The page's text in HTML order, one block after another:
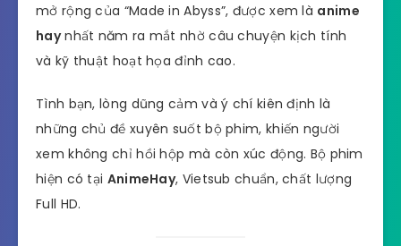
mở rộng của “Made in Abyss”, được xem là anime
haynhất năm ra mắt nhờ câu chuyện kịch tính
và kỹ thuật hoạt họa đỉnh cao.
Tình bạn, lòng dũng cảm và ý chí kiên định là
những chủ đề xuyên suốt bộ phim, khiến người
xem không chỉ hồi hộp mà còn xúc động. Bộ phim
hiện có tại AnimeHay, Vietsub chuẩn, chất lượng
Full HD.